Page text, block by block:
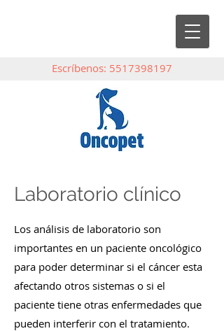
Escríbenos: 5517398197
Laboratorio clínico
Los análisis de laboratorio son
importantes en un paciente oncológico
para poder determinar si el cáncer esta
afectando otros sistemas o si el
paciente tiene otras enfermedades que
pueden interferir con el tratamiento.